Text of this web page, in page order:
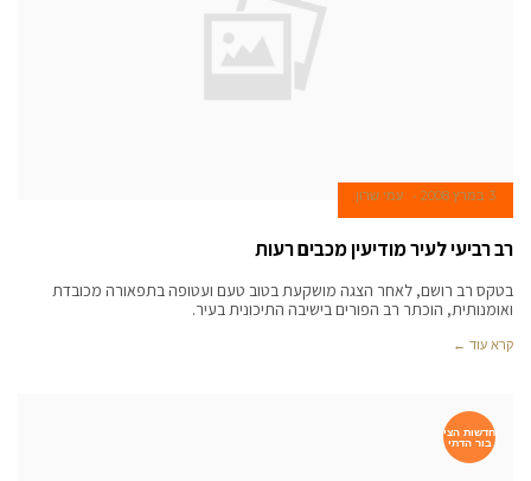
3 במרץ 2008 עמי שרון
רב רביעי לעיר מודיעין מכבים רעות
בטקס רב רושם, לאחר הצגה מושקעת בטוב טעם ועטופה בתפאורה מכובדת
ואומנותית, הוכתר רב הפורים בישיבה התיכונית בעיר.
קרא עוד ←
חדשות הצי
בור הדתי